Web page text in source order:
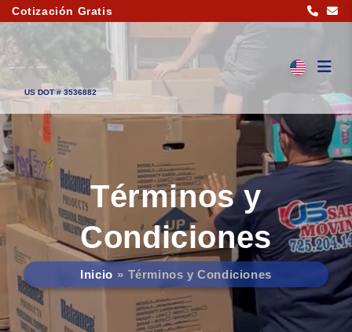
Cotización Gratis
US DOT # 3536882
Términos y
Condiciones
Inicio Términos y Condiciones